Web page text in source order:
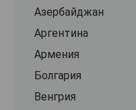
et Jean Francois Ganevat
Antoine Jobard
Antoine Ogier
Antonin Rodet
Armand Heitz
Азербайджан
Аргентина
Армения
Болгария
Венгрия